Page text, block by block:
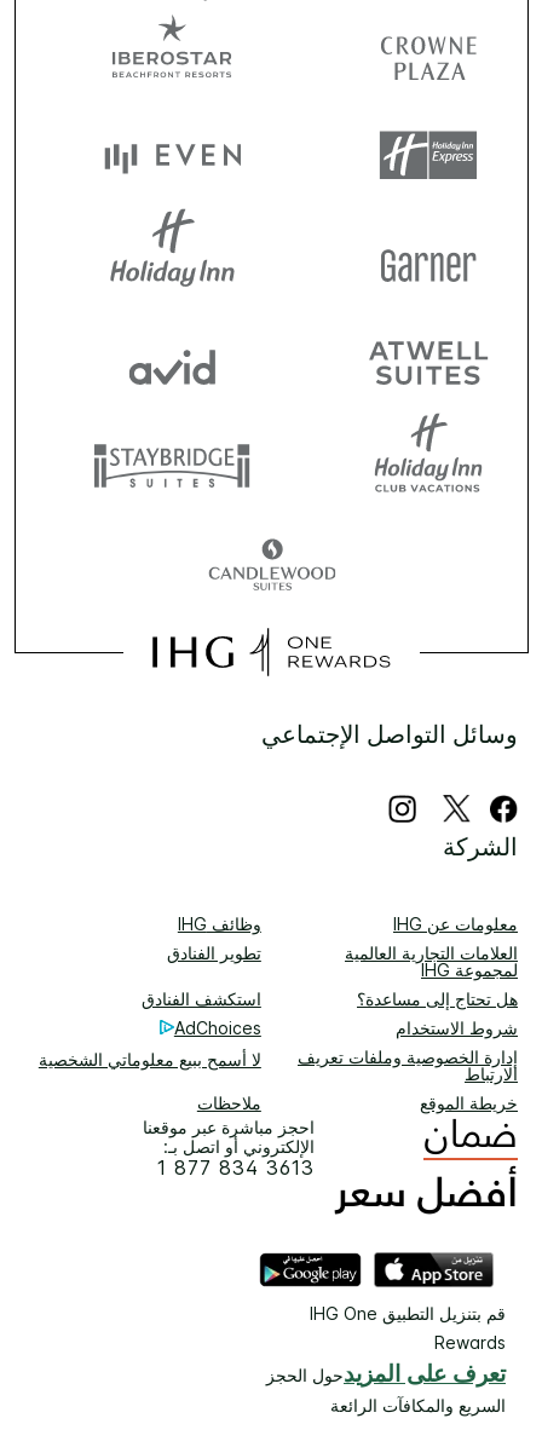
وسائل التواصل الإجتماعي
الشركة
معلومات عن IHG
وظائف IHG
العلامات التجارية العالمية
لمجموعة IHG
تطوير الفنادق
هل تحتاج إلى مساعدة؟
استكشف الفنادق
شروط الاستخدام
AdChoices
إدارة الخصوصية وملفات تعريف
الارتباط
لا أسمح ببيع معلوماتي الشخصية
خريطة الموقع
ملاحظات
احجز مباشرة عبر موقعنا
الإلكتروني أو اتصل بـ:
1 877 834 3613
قم بتنزيل التطبيق IHG One
Rewards
تعرف على المزيدحول الحجز
السريع والمكافآت الرائعة